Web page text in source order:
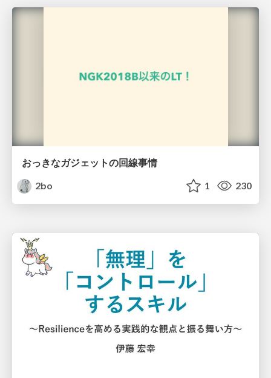
おっきなガジェットの回線事情
2bo
1 230